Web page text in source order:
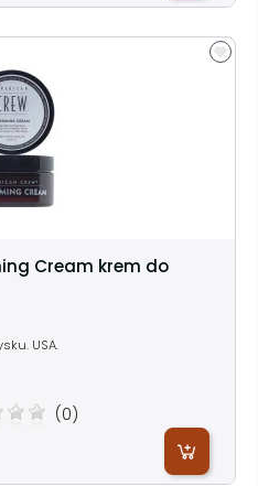
Cream krem do
USA.
(0)